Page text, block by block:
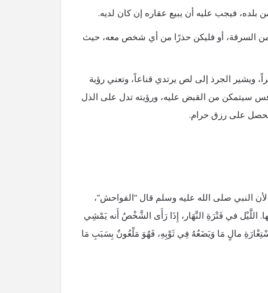
فيجب عليه أن يبيع عقاره إن كان لديه.
من السرقة، أو فليكن حذرًا من أي شخص معه، حيث
ويشير الجرذ إلى لص يرتدي قناعاً، وتعني رؤية
سيتمكن من القبض عليه، ورؤيته تدل على الذل
على رزق حرام.
النبي صلى الله عليه وسلم قال “الفواحش”،
اللَّيْل في فَتْرَةِ النَّهَار، إِذَا رَأَى الشَّخْصُ أَنه يَمْشِي
مالٍ مَا وَيَضَعُهُ فِي ثَوْبِهِ، فَهُوَ مَلْعُونٌ بِسَبَبِ مَا